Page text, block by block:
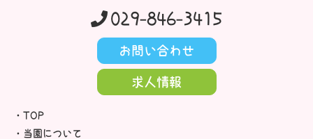
029-846-3415
お問い合わせ
求人情報
TOP
当園について